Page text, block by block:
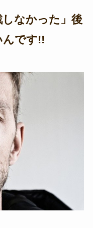
なかった」後
んです!!